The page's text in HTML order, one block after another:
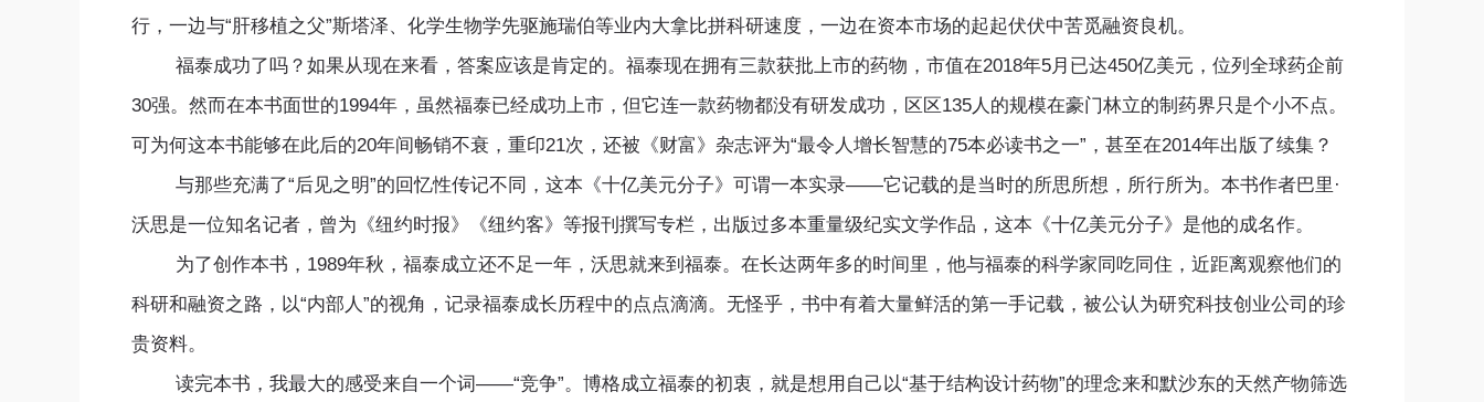
行，一边与“肝移植之父”斯塔泽、化学生物学先驱施瑞伯等业内大拿比拼科研速度，一边在资本市场的起起伏伏中苦觅融资良机。
福泰成功了吗？如果从现在来看，答案应该是肯定的。福泰现在拥有三款获批上市的药物，市值在2018年5月已达450亿美元，位列全球药企前
30强。然而在本书面世的1994年，虽然福泰已经成功上市，但它连一款药物都没有研发成功，区区135人的规模在豪门林立的制药界只是个小不点。
可为何这本书能够在此后的20年间畅销不衰，重印21次，还被《财富》杂志评为“最令人增长智慧的75本必读书之一”，甚至在2014年出版了续集？
与那些充满了“后见之明”的回忆性传记不同，这本《十亿美元分子》可谓一本实录——它记载的是当时的所思所想，所行所为。本书作者巴里·
沃思是一位知名记者，曾为《纽约时报》《纽约客》等报刊撰写专栏，出版过多本重量级纪实文学作品，这本《十亿美元分子》是他的成名作。
为了创作本书，1989年秋，福泰成立还不足一年，沃思就来到福泰。在长达两年多的时间里，他与福泰的科学家同吃同住，近距离观察他们的
科研和融资之路，以“内部人”的视角，记录福泰成长历程中的点点滴滴。无怪乎，书中有着大量鲜活的第一手记载，被公认为研究科技创业公司的珍
贵资料。
读完本书，我最大的感受来自一个词——“竞争”。博格成立福泰的初衷，就是想用自己以“基于结构设计药物”的理念来和默沙东的天然产物筛选